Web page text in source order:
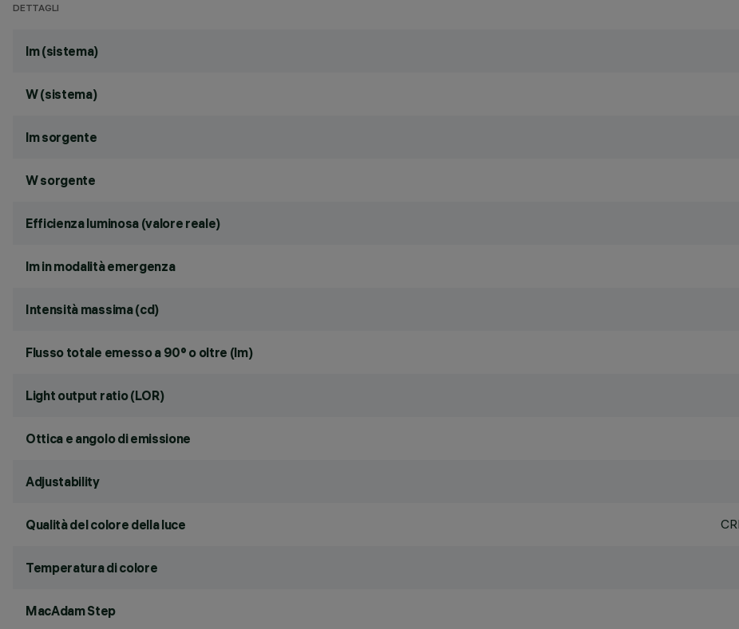
DETTAGLI
lm (sistema)
W (sistema)
lm sorgente
W sorgente
Efficienza luminosa (valore reale)
lm in modalità emergenza
Intensità massima (cd)
Flusso totale emesso a 90° o oltre (lm)
Light output ratio (LOR)
Ottica e angolo di emissione
Adjustability
Qualità del colore della luce CRI
Temperatura di colore
MacAdam Step